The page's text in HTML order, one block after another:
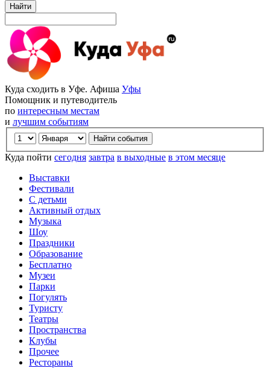
Найти
Куда сходить в Уфе. Афиша Уфы
Помощник и путеводитель
по интересным местам
и лучшим событиям
Куда пойти сегодня завтра в выходные в этом месяце
Выставки
Фестивали
С детьми
Активный отдых
Музыка
Шоу
Праздники
Образование
Бесплатно
Музеи
Парки
Погулять
Туристу
Театры
Пространства
Клубы
Прочее
Рестораны